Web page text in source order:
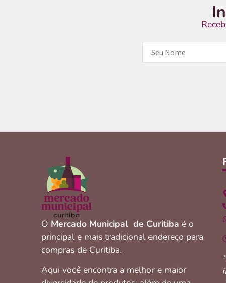
O Mercado Municipal de Curitiba é o
principal e mais tradicional endereço para
compras de Curitiba.
Aqui você encontra a melhor e maior